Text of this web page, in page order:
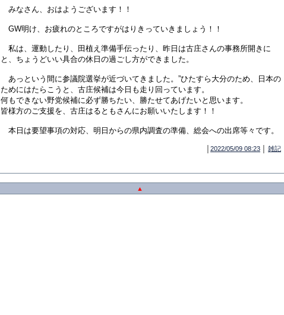
みなさん、おはようございます！！
GW明け、お疲れのところですがはりきっていきましょう！！
私は、運動したり、田植え準備手伝ったり、昨日は古庄さんの事務所開きに
と、ちょうどいい具合の休日の過ごし方ができました。
あっという間に参議院選挙が近づいてきました。”ひたすら大分のため、日本の
ためにはたらこうと、古庄候補は今日も走り回っています。
何もできない野党候補に必ず勝ちたい、勝たせてあげたいと思います。
皆様方のご支援を、古庄はるともさんにお願いいたします！！
本日は要望事項の対応、明日からの県内調査の準備、総会への出席等々です。
2022/05/09 08:23 雑記
▲